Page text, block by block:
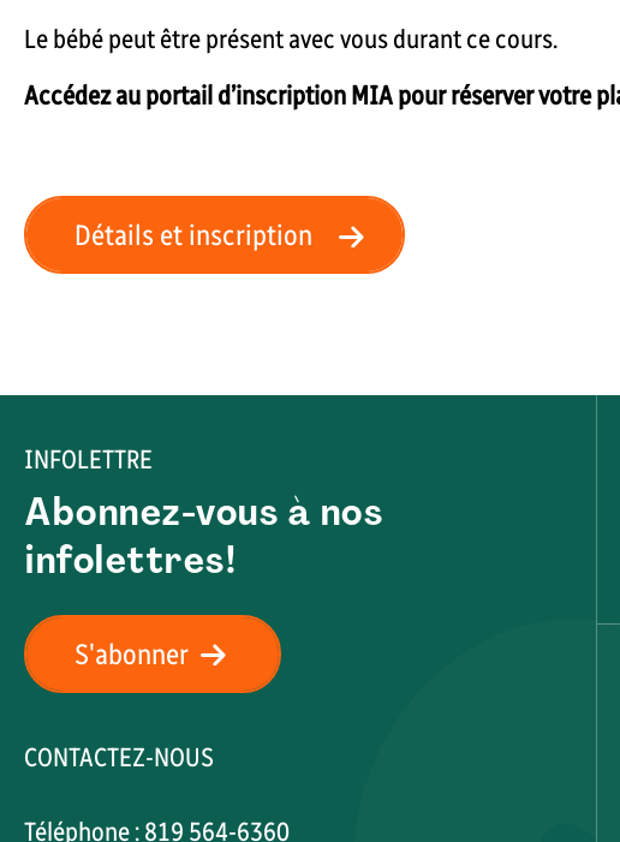
Le bébé peut être présent avec vous durant ce cours.
Accédez au portail d’inscription MIA pour réserver votre
Détails et inscription
INFOLETTRE
Abonnez-vous à nos
infolettres!
S'abonner
CONTACTEZ-NOUS
Téléphone : 819 564-6360